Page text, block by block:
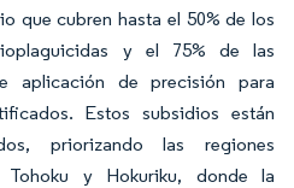
que cubren hasta el 50% de los
y el 75% de las
aplicación de precisión para
Estos subsidios están
priorizando las regiones
y Hokuriku, donde la